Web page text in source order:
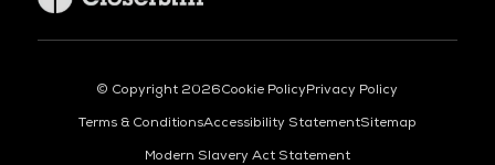
© Copyright 2026Cookie PolicyPrivacy Policy
Terms & ConditionsAccessibility StatementSitemap
Modern Slavery Act Statement